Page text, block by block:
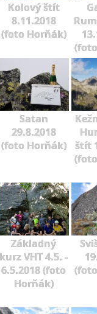
Kolový štít
8.11.2018
(foto Horňák)
Satan
29.8.2018
(foto Horňák)
štít
Základný
kurz VHT 4.5. -
6.5.2018 (foto
Horňák)